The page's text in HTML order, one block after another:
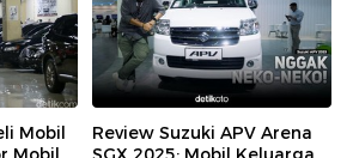
Mobil
Review Suzuki APV Arena